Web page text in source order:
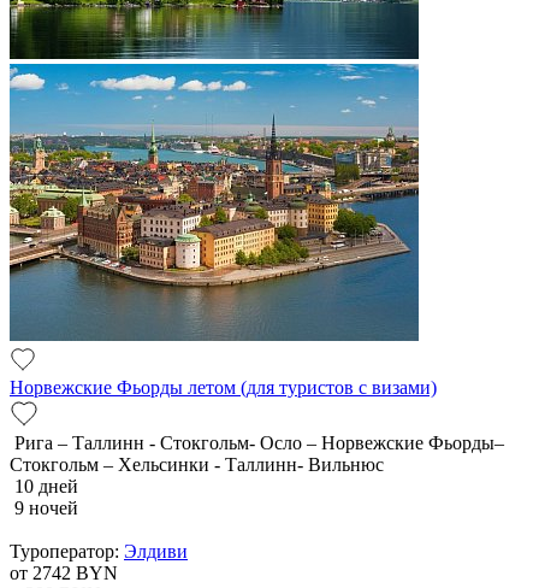
Норвежские Фьорды летом (для туристов с визами)
Рига – Таллинн - Стокгольм- Осло – Норвежские Фьорды–
Стокгольм – Хельсинки - Таллинн- Вильнюс
10 дней
9 ночей
Туроператор: Элдиви
от 2742 BYN